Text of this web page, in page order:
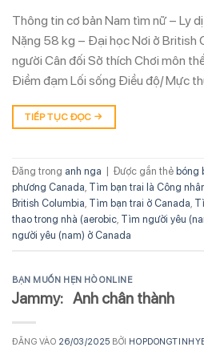
Thông tin cơ bản Nam tìm nữ – Ly
Nặng 58 kg – Đại học Nơi ở British
người Cân đối Sở thích Chơi môn
Điềm đạm Lối sống Điều độ/ Mực
TIẾP TỤC ĐỌC →
Đăng trong anh nga Được gắn thẻ bóng
phương Canada, Tìm bạn trai là Công
British Columbia, Tìm bạn trai ở Canada,
thao trong nhà (aerobic, Tìm người yêu
người yêu (nam) ở Canada
BẠN MUỐN HẸN HÒ ONLINE
Jammy: Anh chân thành
ĐĂNG VÀO 26/03/2025 BỞI